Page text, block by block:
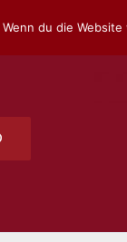
Wenn du die